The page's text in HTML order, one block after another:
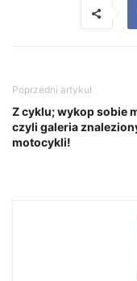
Poprzedni artykuł
Z cyklu; wykop sobie
czyli galeria
motocykli!